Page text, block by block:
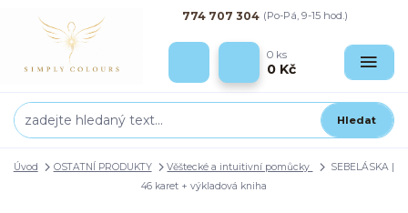
Hledat
774 707 304 (Po-Pá, 9-15 hod.)
0 ks
0 Kč
Úvod OSTATNÍ PRODUKTY Věštecké a intuitivní pomůcky
SEBELÁSKA |
46 karet + výkladová kniha